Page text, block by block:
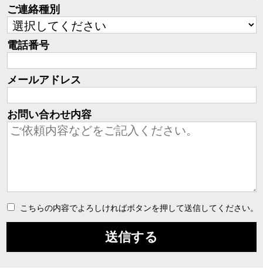
ご連絡種別
電話番号
メールアドレス
お問い合わせ内容
こちらの内容でよろしければボタンを押して送信してください。